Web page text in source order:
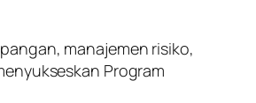
manajemen risiko,
Program